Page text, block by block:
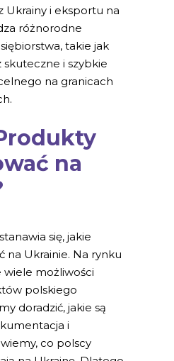
Ukrainy i eksportu na
różnorodne
takie jak
skuteczne i szybkie
na granicach
na
się, jakie
na Ukrainie. Na rynku
wiele możliwości
polskiego
doradzić, jakie są
i
co polscy